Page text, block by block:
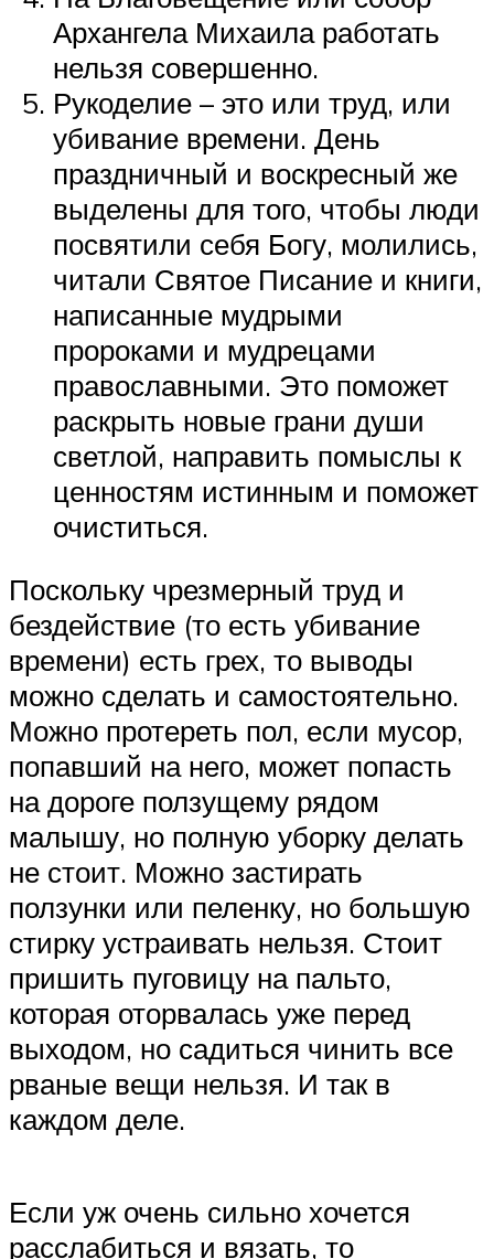
Архангела Михаила работать
нельзя совершенно.
Рукоделие – это или труд, или
убивание времени. День
праздничный и воскресный же
выделены для того, чтобы люди
посвятили себя Богу, молились,
читали Святое Писание и книги,
написанные мудрыми
пророками и мудрецами
православными. Это поможет
раскрыть новые грани души
светлой, направить помыслы к
ценностям истинным и поможет
очиститься.
Поскольку чрезмерный труд и
бездействие (то есть убивание
времени) есть грех, то выводы
можно сделать и самостоятельно.
Можно протереть пол, если мусор,
попавший на него, может попасть
на дороге ползущему рядом
малышу, но полную уборку делать
не стоит. Можно застирать
ползунки или пеленку, но большую
стирку устраивать нельзя. Стоит
пришить пуговицу на пальто,
которая оторвалась уже перед
выходом, но садиться чинить все
рваные вещи нельзя. И так в
каждом деле.
Если уж очень сильно хочется
расслабиться и вязать, то